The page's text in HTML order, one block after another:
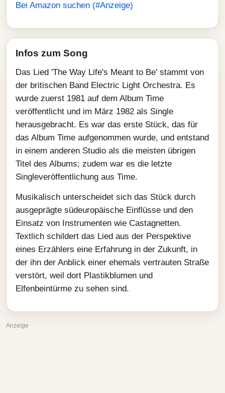
Bei Amazon suchen (#Anzeige)
Infos zum Song
Das Lied 'The Way Life's Meant to Be' stammt von
der britischen Band Electric Light Orchestra. Es
wurde zuerst 1981 auf dem Album Time
veröffentlicht und im März 1982 als Single
herausgebracht. Es war das erste Stück, das für
das Album Time aufgenommen wurde, und entstand
in einem anderen Studio als die meisten übrigen
Titel des Albums; zudem war es die letzte
Singleveröffentlichung aus Time.
Musikalisch unterscheidet sich das Stück durch
ausgeprägte südeuropäische Einflüsse und den
Einsatz von Instrumenten wie Castagnetten.
Textlich schildert das Lied aus der Perspektive
eines Erzählers eine Erfahrung in der Zukunft, in
der ihn der Anblick einer ehemals vertrauten Straße
verstört, weil dort Plastikblumen und
Elfenbeintürme zu sehen sind.
Anzeige